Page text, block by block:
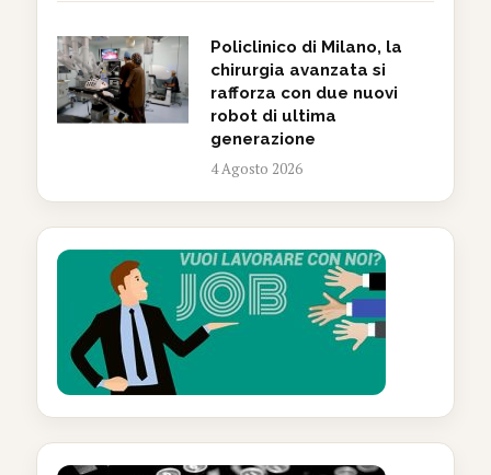
Policlinico di Milano, la
chirurgia avanzata si
rafforza con due nuovi
robot di ultima
generazione
4 Agosto 2026